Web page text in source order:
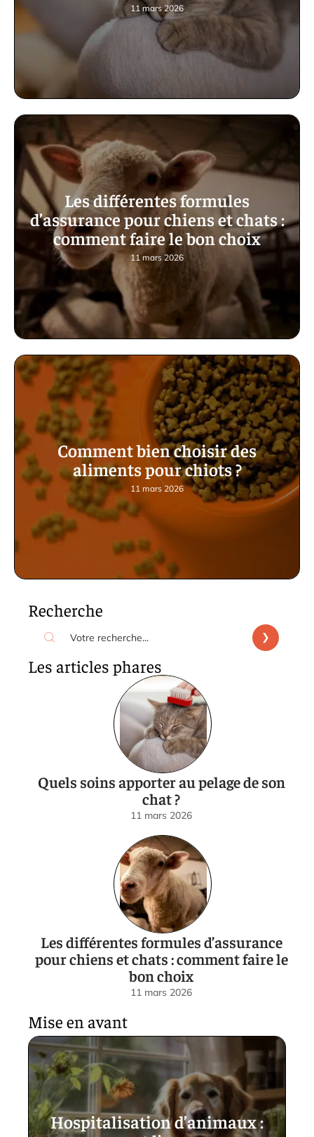
11 mars 2026
Les différentes formules
d’assurance pour chiens et chats :
comment faire le bon choix
11 mars 2026
Comment bien choisir des
aliments pour chiots ?
11 mars 2026
Recherche
Les articles phares
Quels soins apporter au pelage de son
chat ?
11 mars 2026
Les différentes formules d’assurance
pour chiens et chats : comment faire le
bon choix
11 mars 2026
Mise en avant
Hospitalisation d’animaux :